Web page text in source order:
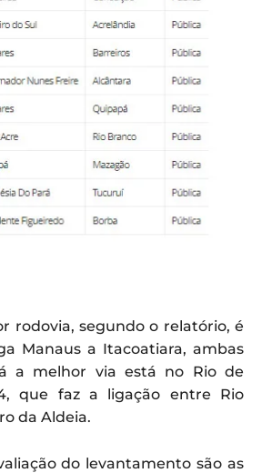
rodovia, segundo o relatório, é
Manaus a Itacoatiara, ambas
a melhor via está no Rio de
que faz a ligação entre Rio
da Aldeia.
do levantamento são as